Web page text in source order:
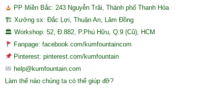
PP Miền Bắc: 243 Nguyễn Trãi, Thành phố Thanh Hóa
🏗 Xưởng sx: Đắc Lợi, Thuận An, Lâm Đồng
🏛 Workshop: 52, Đ.882, P.Phú Hữu, Q.9 (Cũ), HCM
Fanpage: facebook.com/kumfountaincom
Pinterest: pinterest.com/kumfountain
help@kumfountain.com
Làm thế nào chúng ta có thể giúp đỡ?